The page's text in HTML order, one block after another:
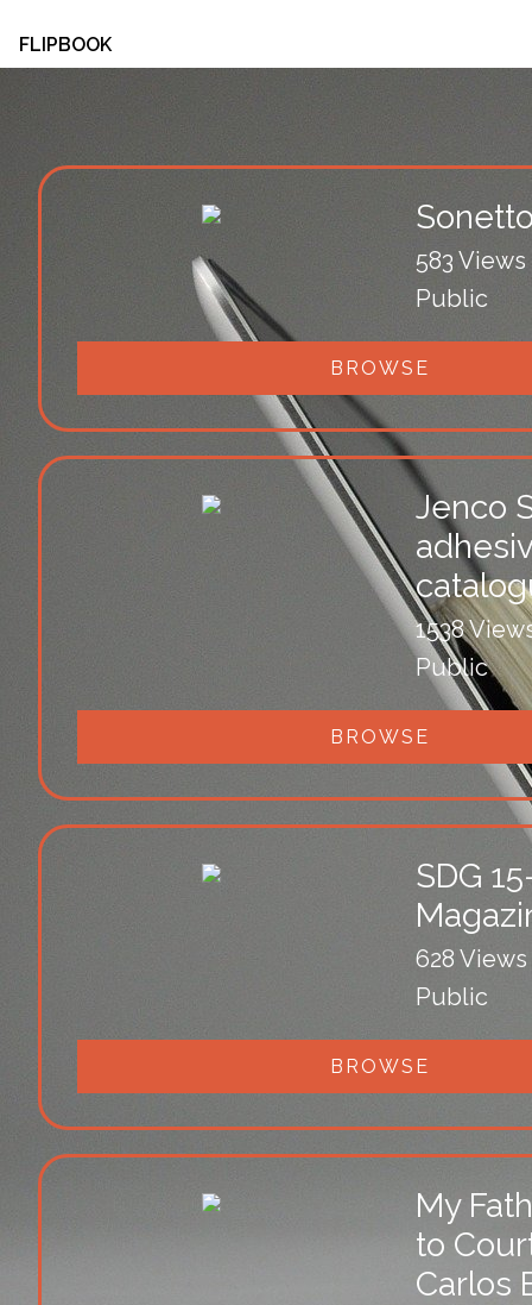
FLIPBOOK
583 Views
Public
BROWSE
Jenco
1538
Public
BROWSE
SDG
628 Views
Public
BROWSE
My
to
Carlos